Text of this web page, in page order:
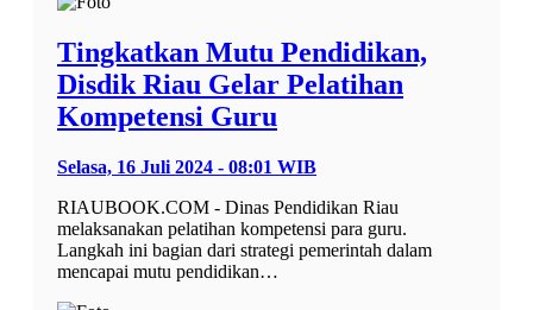
Tingkatkan Mutu Pendidikan,
Disdik Riau Gelar Pelatihan
Kompetensi Guru
Selasa, 16 Juli 2024 - 08:01 WIB
RIAUBOOK.COM - Dinas Pendidikan Riau
melaksanakan pelatihan kompetensi para guru.
Langkah ini bagian dari strategi pemerintah dalam
mencapai mutu pendidikan…